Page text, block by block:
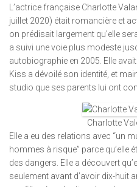
L’actrice française Charlotte
juillet 2020) était romancière et
on prédisait largement qu’elle
a suivi une voie plus modeste
autobiographie en 2005. Elle
Kiss a dévoilé son identité, et
studio que ses parents lui ont
Charlotte
Elle a eu des relations avec “un
hommes à risque” parce qu’elle
des dangers. Elle a découvert
seulement avant d’avoir dix-huit